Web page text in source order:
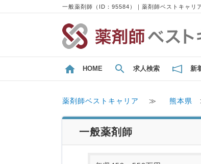
一般薬剤師（ID：95584）｜薬剤師ベストキャリ
HOME 求人検索 新
薬剤師ベストキャリア ≫ 熊本県
一般薬剤師